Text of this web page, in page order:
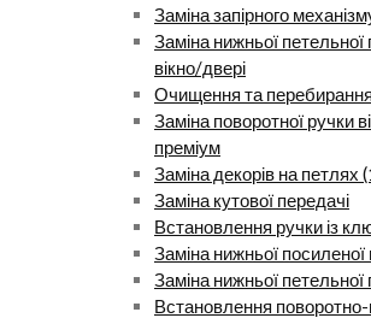
Заміна запірного
Заміна нижньої
вікно/двері
Очищення та перебирання
Заміна поворотної ручки
преміум
Заміна декорів на петлях
Заміна кутової передачі
Встановлення ручки із
Заміна нижньої посиленої
Заміна нижньої петельної
Встановлення поворотно-